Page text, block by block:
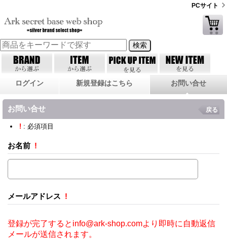
PCサイト
ログイン 新規登録はこちら お問い合せ
お問い合せ 戻る
! : 必須項目
お名前 !
メールアドレス !
登録が完了するとinfo@ark-shop.comより即時に自動返信
メールが送信されます。